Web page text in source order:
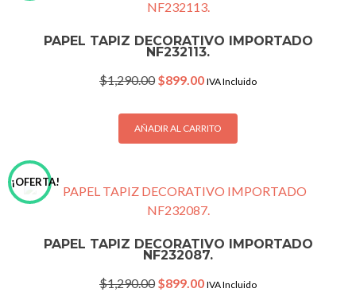
PAPEL TAPIZ DECORATIVO IMPORTADO
NF232113.
$1,290.00 Original
was:
$1,290.00.
$899.00Current
is:
$899.00.
IVA Incluido
AÑADIR AL CARRITO
¡OFERTA!
PAPEL TAPIZ DECORATIVO IMPORTADO
NF232087.
$1,290.00 Original
$899.00Current
IVA Incluido